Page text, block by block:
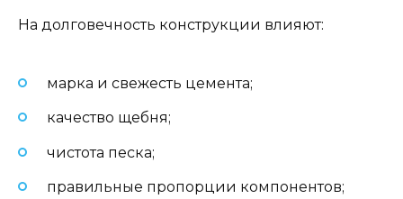
На долговечность конструкции влияют:
марка и свежесть цемента;
качество щебня;
чистота песка;
правильные пропорции компонентов;